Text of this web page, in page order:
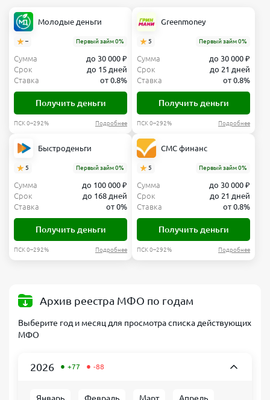
Молодые деньги
– Первый займ 0%
Сумма
до 30 000 ₽
Срок
до 15 дней
Ставка
от 0.8%
Получить деньги
ПСК 0–292% Подробнее
Greenmoney
5 Первый займ 0%
Сумма
до 30 000 ₽
Срок
до 21 дней
Ставка
от 0.8%
Получить деньги
ПСК 0–292% Подробнее
Быстроденьги
5 Первый займ 0%
Сумма
до 100 000 ₽
Срок
до 168 дней
Ставка
от 0%
Получить деньги
ПСК 0–292% Подробнее
СМС финанс
5 Первый займ 0%
Сумма
до 30 000 ₽
Срок
до 21 дней
Ставка
от 0.8%
Получить деньги
ПСК 0–292% Подробнее
Архив реестра МФО по годам
Выберите год и месяц для просмотра списка действующих
МФО
2026 • +77 • -88